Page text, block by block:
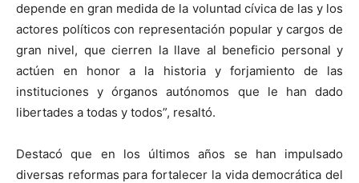
depende en gran medida de la voluntad cívica de las y los
actores políticos con representación popular y cargos de
gran nivel, que cierren la llave al beneficio personal y
actúen en honor a la historia y forjamiento de las
instituciones y órganos autónomos que le han dado
libertades a todas y todos”, resaltó.
Destacó que en los últimos años se han impulsado
diversas reformas para fortalecer la vida democrática del